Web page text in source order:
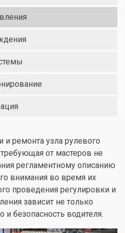
и ремонта узла рулевого
от мастеров не
регламентному описанию
внимания во время их
проведения регулировки и
зависит не только
и безопасность водителя.